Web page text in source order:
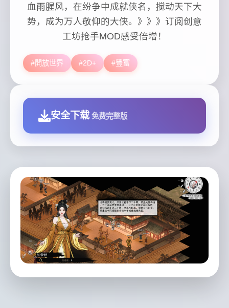
血雨腥风，在纷争中成就侠名，搅动天下大
势，成为万人敬仰的大侠。》》》订阅创意
工坊抢手MOD感受倍增！
#開放世界 #2D+ #豐富
安全下载 免费完整版